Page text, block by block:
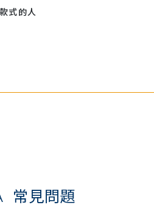
式的人
常見問題